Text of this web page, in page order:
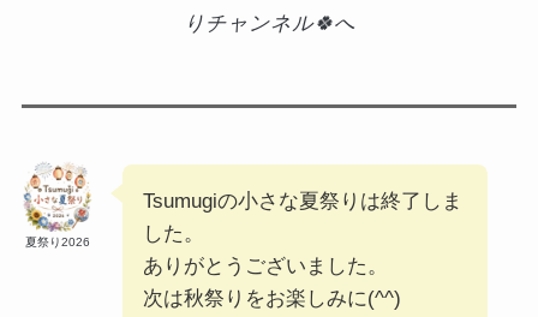
りチャンネル🍀へ
夏祭り2026
Tsumugiの小さな夏祭りは終了しま
した。
ありがとうございました。
次は秋祭りをお楽しみに(^^)